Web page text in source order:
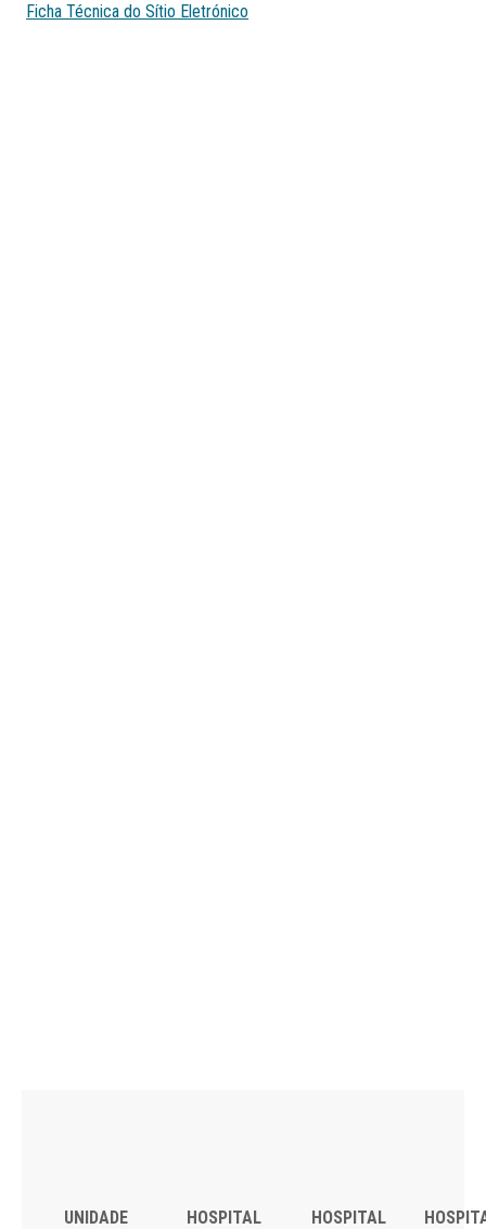
Ficha Técnica do Sítio Eletrónico
UNIDADE
HOSPITAL
HOSPITAL